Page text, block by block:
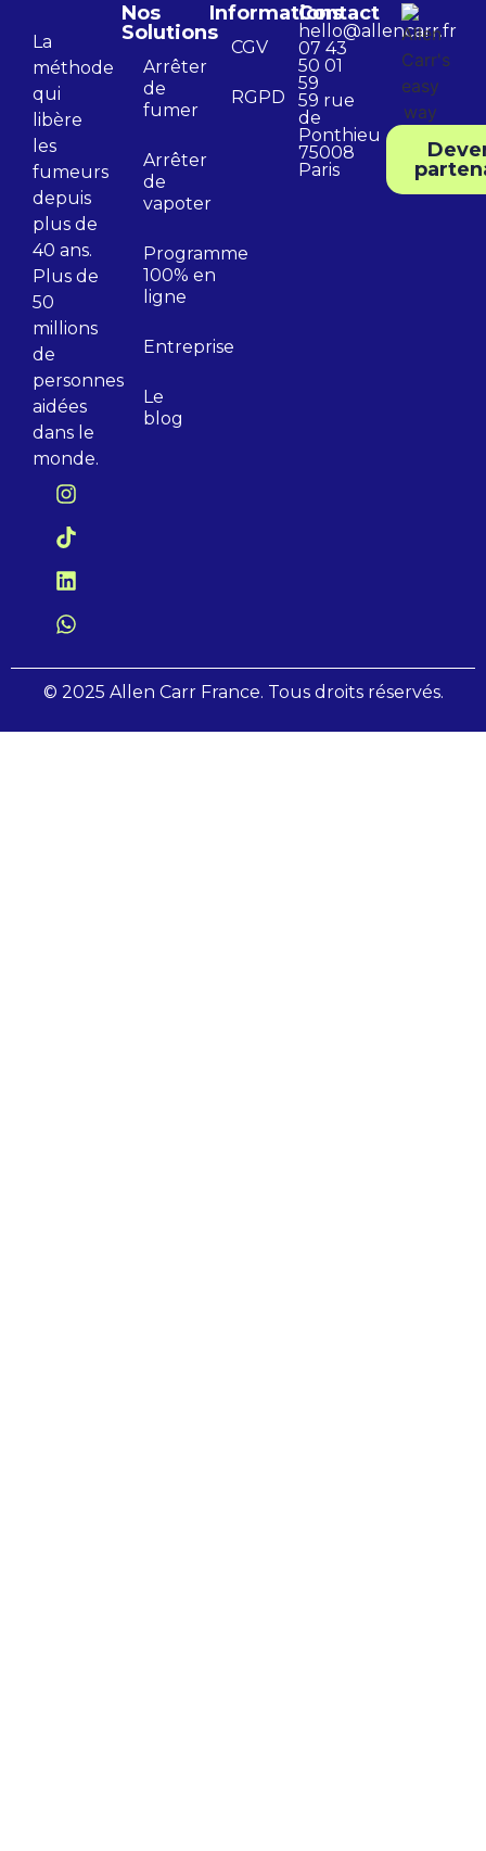
La
méthode
qui
libère
les
fumeurs
depuis
plus de
40 ans.
Plus de
50
millions
de
personnes
aidées
dans le
monde.
Nos
Solutions
Arrêter
de
fumer
Arrêter
de
vapoter
Programme
100% en
ligne
Entreprise
Le
blog
Informations
CGV
RGPD
Contact
hello@allencarr.fr
07 43
50 01
59
59 rue
de
Ponthieu
75008
Paris
© 2025 Allen Carr France. Tous droits réservés.